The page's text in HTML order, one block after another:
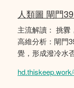
人類圖 閘門
主流解讀： 挑釁
高維分析：閘門
覺，形成潑冷水